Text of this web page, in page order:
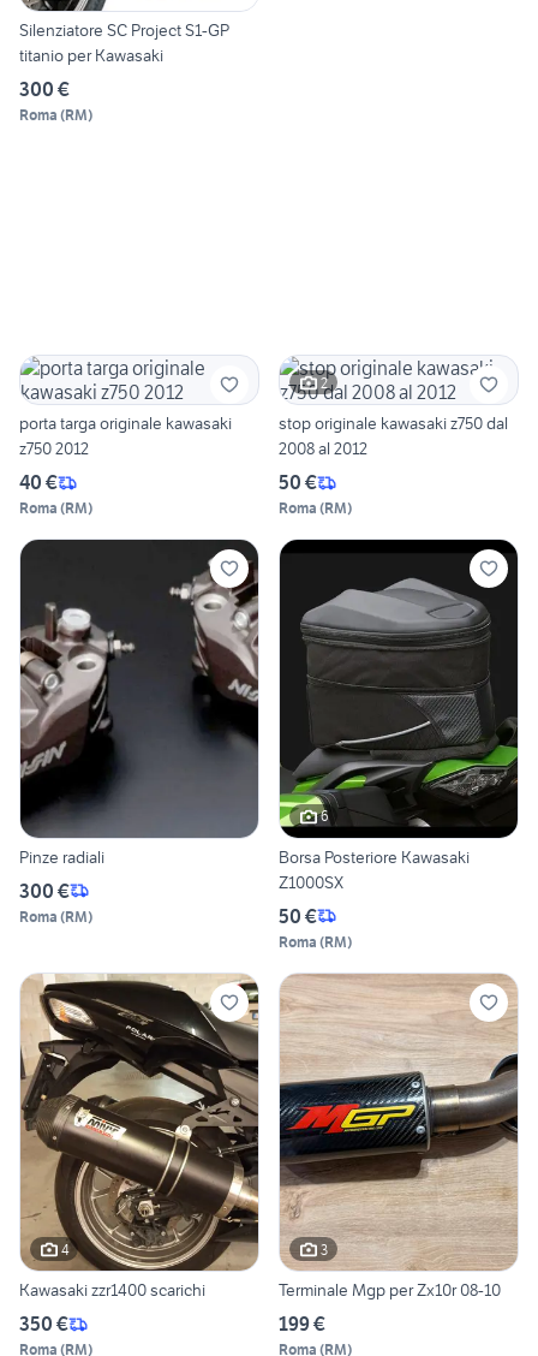
Silenziatore SC Project S1-GP
titanio per Kawasaki
300 €
Roma (RM)
porta targa originale kawasaki
z750 2012
40 €
Roma (RM)
2
stop originale kawasaki z750 dal
2008 al 2012
50 €
Roma (RM)
Pinze radiali
300 €
Roma (RM)
6
Borsa Posteriore Kawasaki
Z1000SX
50 €
Roma (RM)
4
Kawasaki zzr1400 scarichi
350 €
Roma (RM)
3
Terminale Mgp per Zx10r 08-10
199 €
Roma (RM)